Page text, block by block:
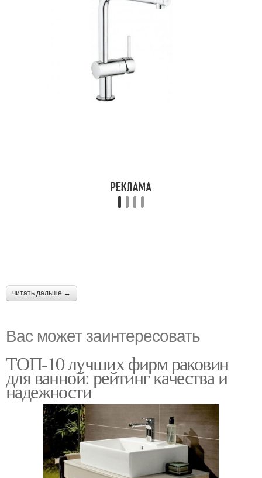
читать дальше →
Вас может заинтересовать
ТОП-10 лучших фирм раковин
для ванной: рейтинг качества и
надежности